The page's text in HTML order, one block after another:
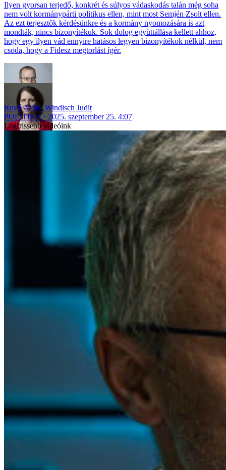
Ilyen gyorsan terjedő, konkrét és súlyos vádaskodás talán még soha
nem volt kormánypárti politikus ellen, mint most Semjén Zsolt ellen.
Az ezt terjesztők kérdésünkre és a kormány nyomozására is azt
mondták, nincs bizonyítékuk. Sok dolog együttállása kellett ahhoz,
hogy egy ilyen vád ennyire hatásos legyen bizonyítékok nélkül, nem
csoda, hogy a Fidesz megtorlást ígér.
Rovó Attila,Windisch Judit
POLITIKA
2025. szeptember 25. 4:07
Legfrissebb videóink